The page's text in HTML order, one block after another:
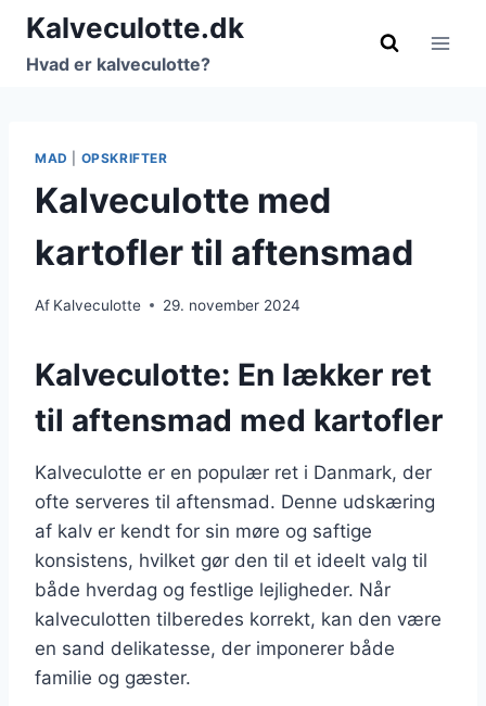
Fortsæt
indhold
Kalveculotte.dk
Hvad er kalveculotte?
MAD OPSKRIFTER
Kalveculotte med
kartofler til aftensmad
Af Kalveculotte 29. november 2024
Kalveculotte: En lækker ret
til aftensmad med kartofler
Kalveculotte er en populær ret i Danmark, der
ofte serveres til aftensmad. Denne udskæring
af kalv er kendt for sin møre og saftige
konsistens, hvilket gør den til et ideelt valg til
både hverdag og festlige lejligheder. Når
kalveculotten tilberedes korrekt, kan den være
en sand delikatesse, der imponerer både
familie og gæster.